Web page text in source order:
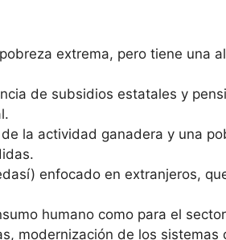
extrema, pero tiene una
de subsidios estatales y
la actividad ganadera y una
enfocado en extranjeros,
humano como para el
modernización de los sistemas